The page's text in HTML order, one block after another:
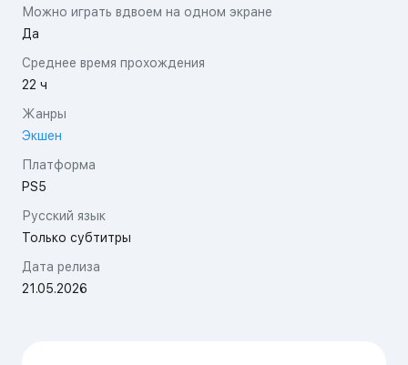
Платформа
PS5
Можно играть вдвоем на одном экране
Да
Русский язык
Только субтитры
Среднее время прохождения
22 ч
Дата релиза
21.05.2026
Жанры
Экшен